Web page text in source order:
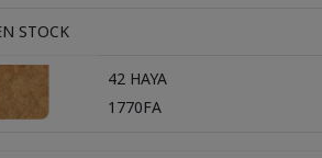
STOCK
42 HAYA
1770FA